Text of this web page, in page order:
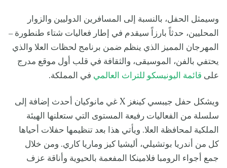
وسيمثل الحفل، بالنسبة إلى المسافرين الدوليين والزوار
المحليين، حدثاً بارزاً سيقدم في إطار فعاليات شتاء طنطورة –
المهرجان المميز الذي ينظم ضمن برنامج لحظات العلا والذي
يحتفي بالفن، الموسيقى، والثقافة في قلب أول موقع مدرج
على قائمة اليونيسكو للتراث العالمي في المملكة.
ويشكل حفل جيبسي كينغز X غي مانوكيان أحدث إضافة إلى
سلسلة من الفعاليات رفيعة المستوى التي ستعلنها الهيئة
الملكية لمحافظة العلا. ويأتي هذا بعد تنظيمها حفلات أحياها
كل من أندريا بوتشيلي، أليشيا كيز وماريا كاري. ومن خلال
جمع أجواء الرومبا فلامينكا المفعمة بالحيوية وأناقة عزف